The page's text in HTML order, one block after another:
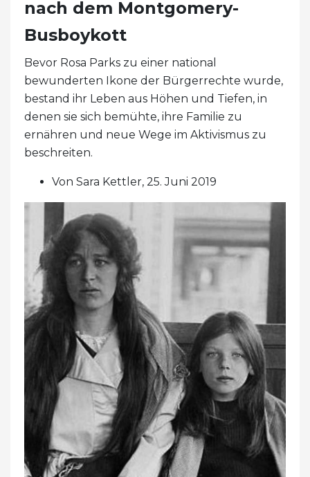
nach dem Montgomery-
Busboykott
Bevor Rosa Parks zu einer national
bewunderten Ikone der Bürgerrechte wurde,
bestand ihr Leben aus Höhen und Tiefen, in
denen sie sich bemühte, ihre Familie zu
ernähren und neue Wege im Aktivismus zu
beschreiten.
Von Sara Kettler, 25. Juni 2019